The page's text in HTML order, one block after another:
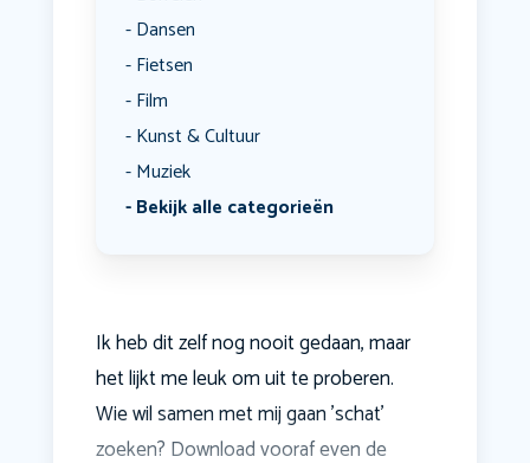
Dansen
Fietsen
Film
Kunst & Cultuur
Muziek
Bekijk alle categorieën
Ik heb dit zelf nog nooit gedaan, maar
het lijkt me leuk om uit te proberen.
Wie wil samen met mij gaan 'schat'
zoeken? Download vooraf even de